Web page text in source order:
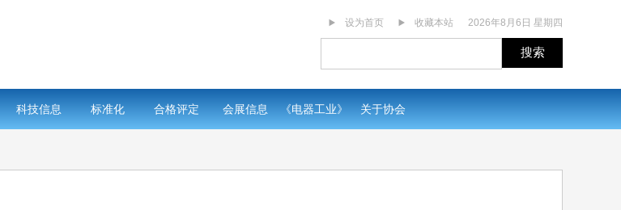
设为首页 收藏本站 2026年8月6日 星期四
搜索
科技信息 标准化 合格评定 会展信息 《电器工业》 关于协会